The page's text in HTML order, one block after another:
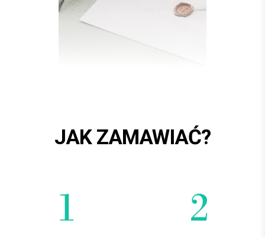
JAK ZAMAWIAĆ?